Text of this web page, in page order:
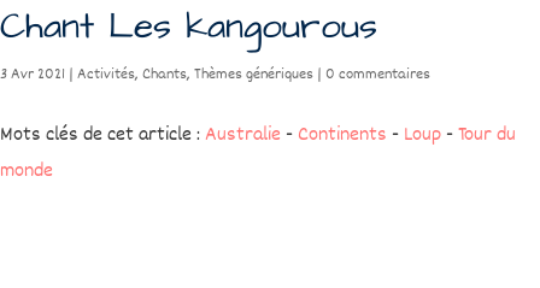
Chant Les kangourous
3 Avr 2021 | Activités, Chants, Thèmes génériques | 0 commentaires
Mots clés de cet article :Australie - Continents - Loup -Tour du
monde